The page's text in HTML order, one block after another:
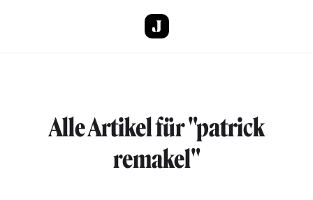
Alle Artikel für "patrick
remakel"